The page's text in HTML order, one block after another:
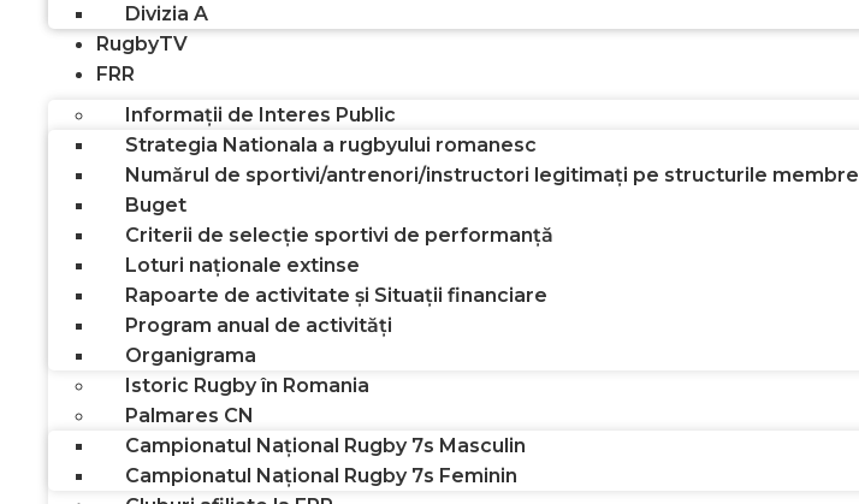
Divizia A
RugbyTV
FRR
Informații de Interes Public
Strategia Nationala a rugbyului romanesc
Numărul de sportivi/antrenori/instructori legitimați pe structurile membre
Buget
Criterii de selecție sportivi de performanță
Loturi naționale extinse
Rapoarte de activitate și Situații financiare
Program anual de activități
Organigrama
Istoric Rugby în Romania
Palmares CN
Campionatul Național Rugby 7s Masculin
Campionatul Național Rugby 7s Feminin